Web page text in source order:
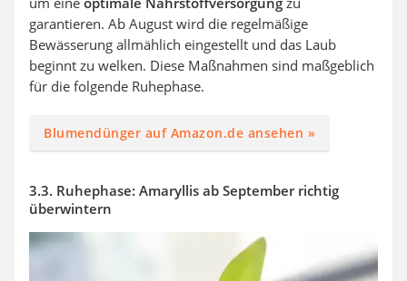
garantieren. Ab August wird die regelmäßige
Bewässerung allmählich eingestellt und das Laub
beginnt zu welken. Diese Maßnahmen sind maßgeblich
für die folgende Ruhephase.
Blumendünger auf Amazon.de ansehen »
3.3. Ruhephase: Amaryllis ab September richtig
überwintern